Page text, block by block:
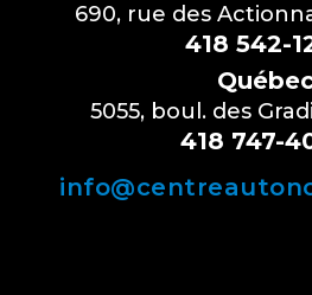
690, rue des
418 542-
5055, boul. des
418 747-